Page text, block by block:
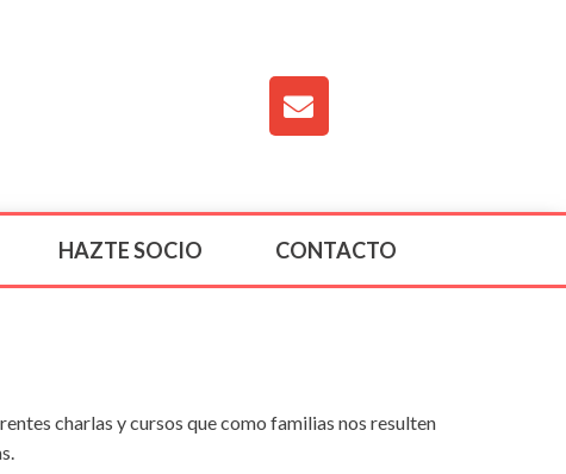
HAZTE SOCIO CONTACTO
charlas y cursos que como familias nos resulten